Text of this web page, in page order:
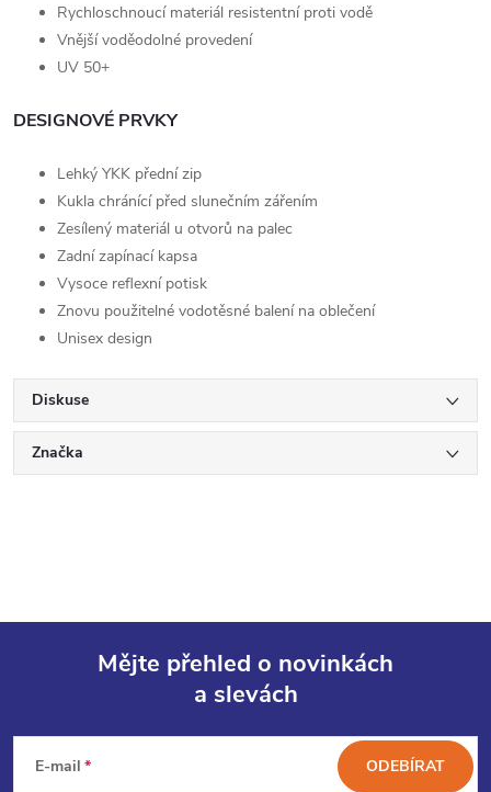
Rychloschnoucí materiál resistentní proti vodě
Vnější voděodolné provedení
UV 50+
DESIGNOVÉ PRVKY
Lehký YKK přední zip
Kukla chránící před slunečním zářením
Zesílený materiál u otvorů na palec
Zadní zapínací kapsa
Vysoce reflexní potisk
Znovu použitelné vodotěsné balení na oblečení
Unisex design
Diskuse
Značka
Mějte přehled o novinkách
a slevách
E-mail ODEBÍRAT